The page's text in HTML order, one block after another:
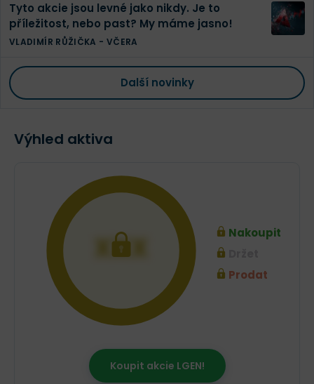
Tyto akcie jsou levné jako nikdy. Je to
příležitost, nebo past? My máme jasno!
VLADIMÍR RŮŽIČKA - VČERA
Další novinky
Výhled aktiva
XXX
Nakoupit
Prodat
Koupit akcie LGEN!